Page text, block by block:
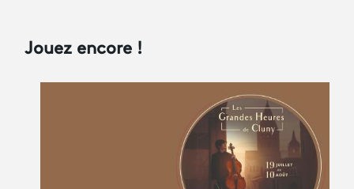
Jouez encore !